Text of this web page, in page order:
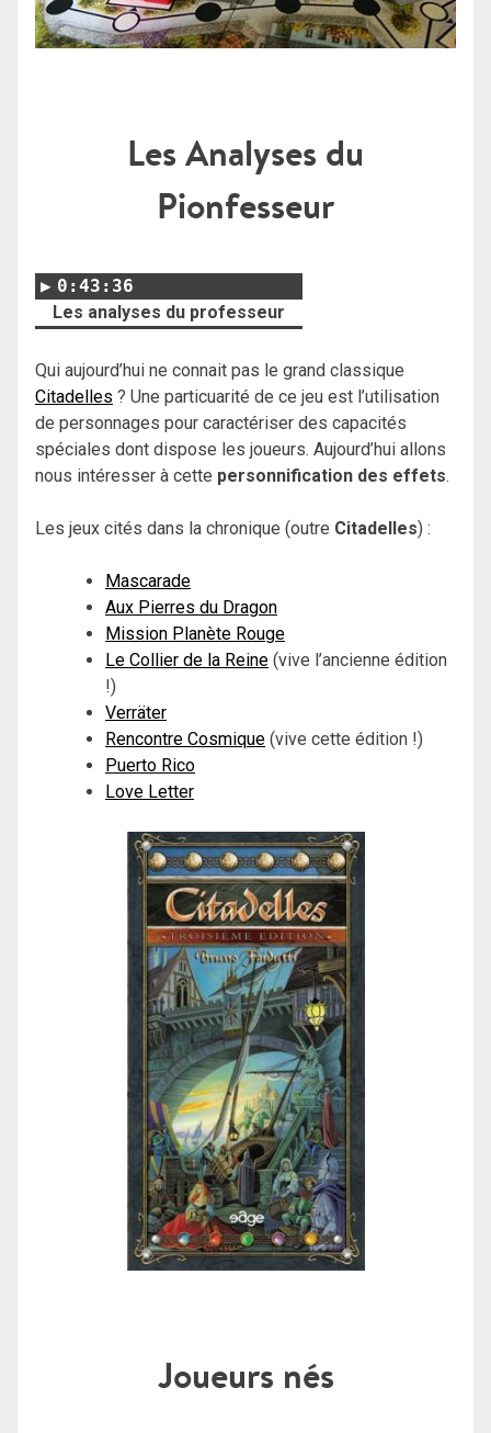
Les Analyses du
Pionfesseur
0:43:36
Les analyses du professeur
Qui aujourd’hui ne connait pas le grand classique
Citadelles ? Une particuarité de ce jeu est l’utilisation
de personnages pour caractériser des capacités
spéciales dont dispose les joueurs. Aujourd’hui allons
nous intéresser à cette personnification des effets.
Les jeux cités dans la chronique (outre Citadelles) :
Mascarade
Aux Pierres du Dragon
Mission Planète Rouge
Le Collier de la Reine (vive l’ancienne édition
!)
Verräter
Rencontre Cosmique (vive cette édition !)
Puerto Rico
Love Letter
Joueurs nés